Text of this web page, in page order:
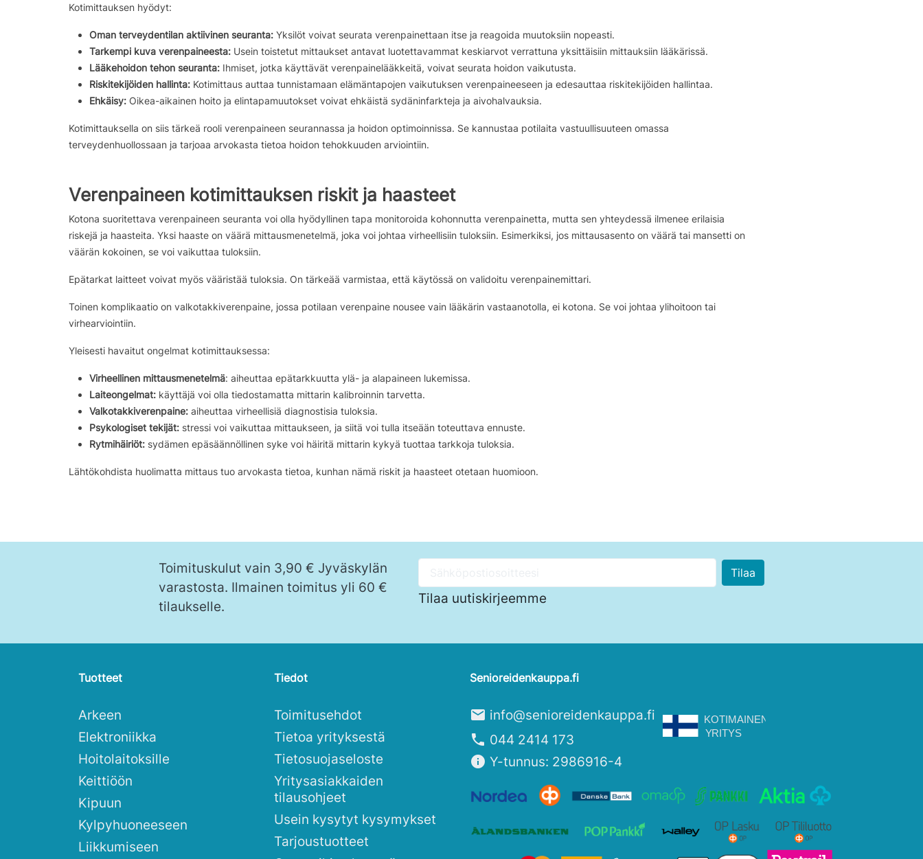
Kotimittauksen hyödyt:
Oman terveydentilan aktiivinen seuranta:Yksilöt voivat seurata verenpainettaan itse ja reagoida muutoksiin nopeasti.
Tarkempi kuva verenpaineesta:Usein toistetut mittaukset antavat luotettavammat keskiarvot verrattuna yksittäisiin mittauksiin lääkärissä.
Lääkehoidon tehon seuranta:Ihmiset, jotka käyttävät verenpainelääkkeitä, voivat seurata hoidon vaikutusta.
Riskitekijöiden hallinta:Kotimittaus auttaa tunnistamaan elämäntapojen vaikutuksen verenpaineeseen ja edesauttaa riskitekijöiden hallintaa.
Ehkäisy:Oikea-aikainen hoito ja elintapamuutokset voivat ehkäistä sydäninfarkteja ja aivohalvauksia.
Kotimittauksella on siis tärkeä rooli verenpaineen seurannassa ja hoidon optimoinnissa. Se kannustaa potilaita vastuullisuuteen omassa
terveydenhuollossaan ja tarjoaa arvokasta tietoa hoidon tehokkuuden arviointiin.
Verenpaineen kotimittauksen riskit ja haasteet
Kotona suoritettava verenpaineen seuranta voi olla hyödyllinen tapa monitoroida kohonnutta verenpainetta, mutta sen yhteydessä ilmenee erilaisia
riskejä ja haasteita. Yksi haaste on väärä mittausmenetelmä, joka voi johtaa virheellisiin tuloksiin. Esimerkiksi, jos mittausasento on väärä tai mansetti on
väärän kokoinen, se voi vaikuttaa tuloksiin.
Epätarkat laitteet voivat myös vääristää tuloksia. On tärkeää varmistaa, että käytössä on validoitu verenpainemittari.
Toinen komplikaatio on valkotakkiverenpaine, jossa potilaan verenpaine nousee vain lääkärin vastaanotolla, ei kotona. Se voi johtaa ylihoitoon tai
virhearviointiin.
Yleisesti havaitut ongelmat kotimittauksessa:
Virheellinen mittausmenetelmä: aiheuttaa epätarkkuutta ylä- ja alapaineen lukemissa.
Laiteongelmat:käyttäjä voi olla tiedostamatta mittarin kalibroinnin tarvetta.
Valkotakkiverenpaine:aiheuttaa virheellisiä diagnostisia tuloksia.
Psykologiset tekijät:stressi voi vaikuttaa mittaukseen, ja siitä voi tulla itseään toteuttava ennuste.
Rytmihäiriöt:sydämen epäsäännöllinen syke voi häiritä mittarin kykyä tuottaa tarkkoja tuloksia.
Lähtökohdista huolimatta mittaus tuo arvokasta tietoa, kunhan nämä riskit ja haasteet otetaan huomioon.
Toimituskulut vain 3,90 € Jyväskylän
varastosta. Ilmainen toimitus yli 60 €
tilaukselle.
Tilaa uutiskirjeemme
Tuotteet
Arkeen
Elektroniikka
Hoitolaitoksille
Keittiöön
Kipuun
Kylpyhuoneeseen
Liikkumiseen
Tiedot
Toimitusehdot
Tietoa yrityksestä
Tietosuojaseloste
Yritysasiakkaiden
tilausohjeet
Usein kysytyt kysymykset
Tarjoustuotteet
Senioreidenkauppa.fi
mail info@senioreidenkauppa.fi
phone 044 2414 173
info Y-tunnus: 2986916-4